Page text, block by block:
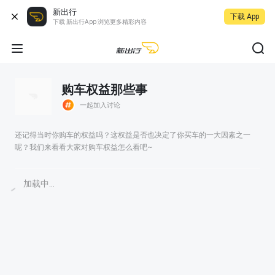
新出行
下载 新出行App 浏览更多精彩内容
下载 App
购车权益那些事
一起加入讨论
还记得当时你购车的权益吗？这权益是否也决定了你买车的一大因素之一
呢？我们来看看大家对购车权益怎么看吧~
加载中...